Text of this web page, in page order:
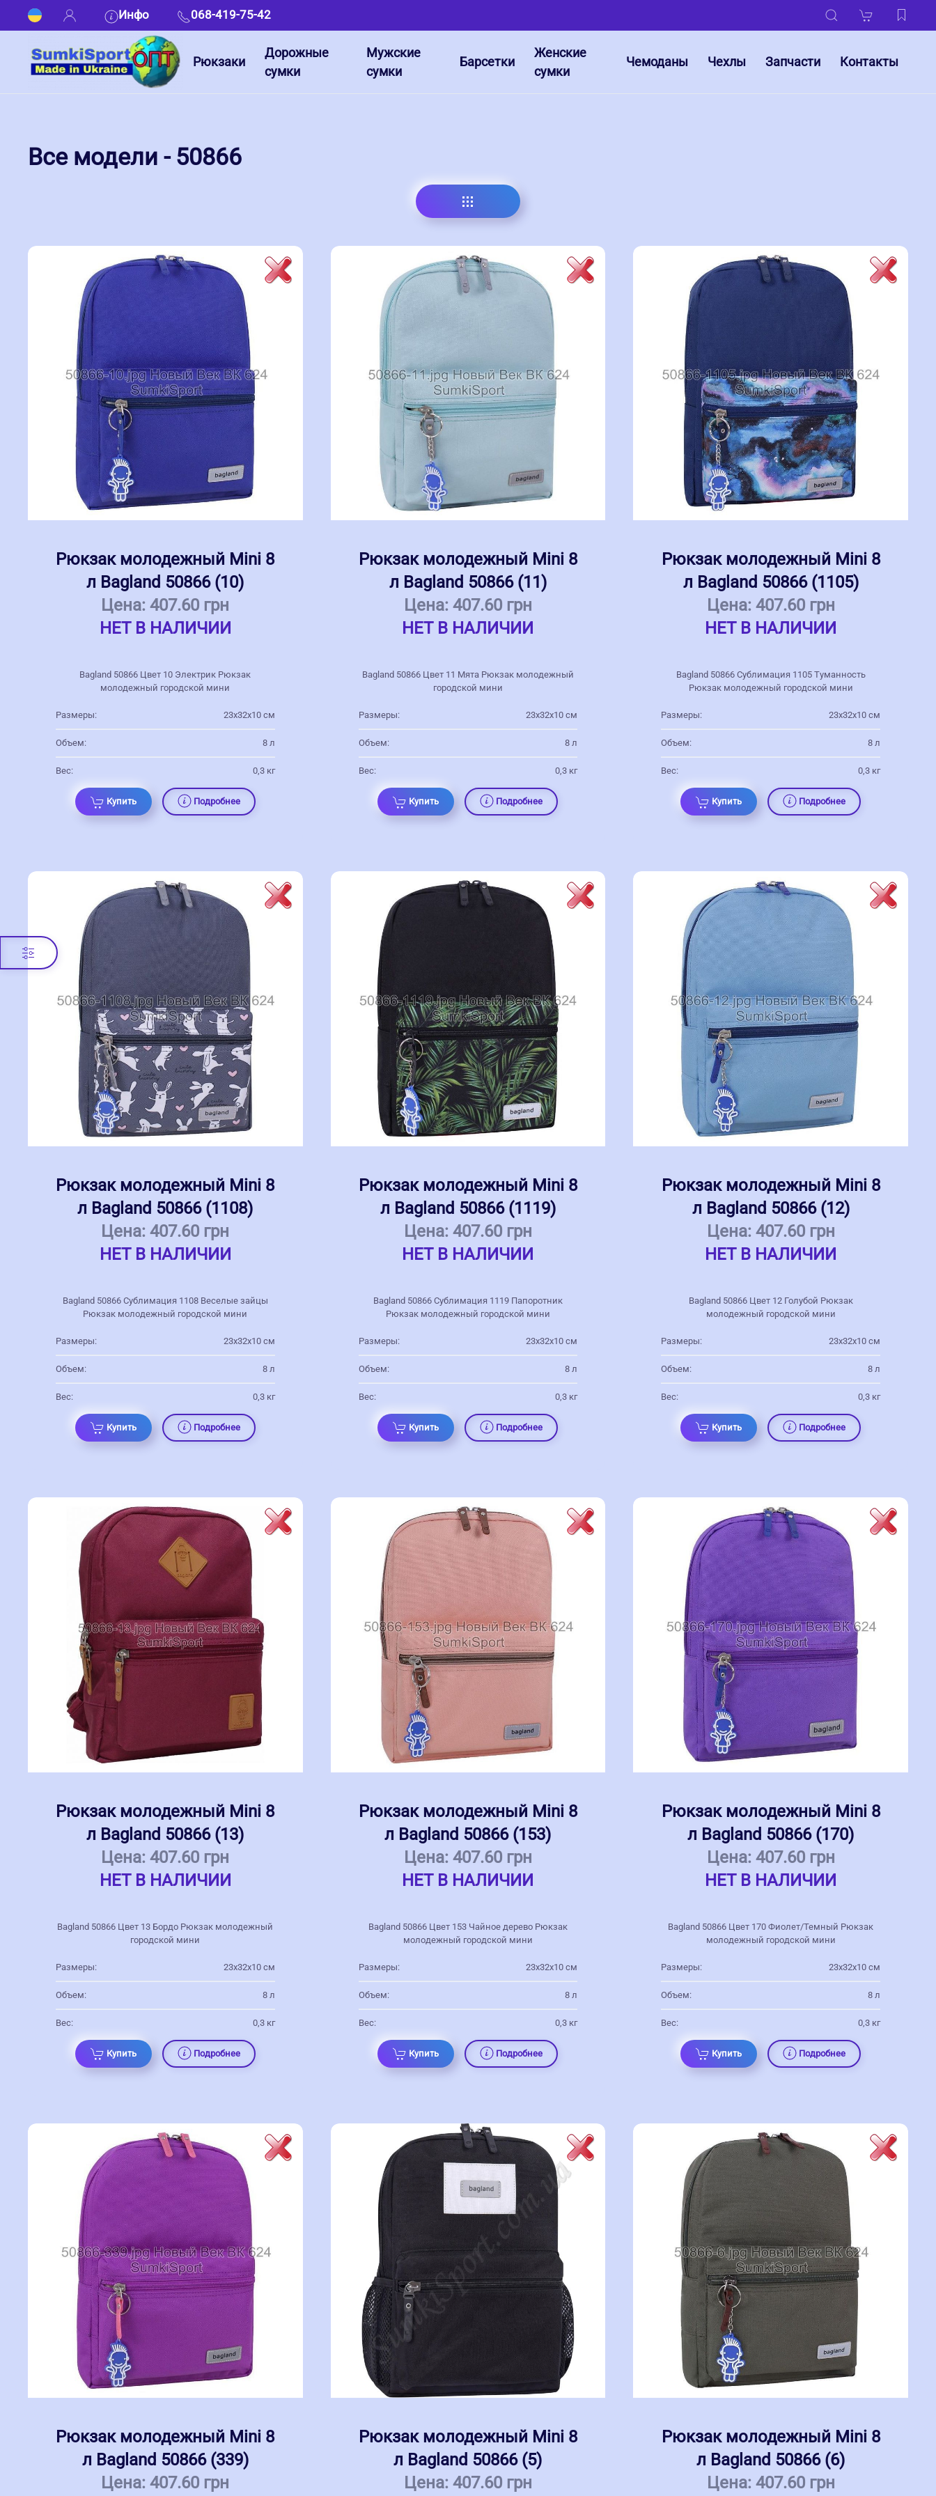
Инфо 068-419-75-42
Рюкзаки
Дорожные
сумки
Мужские
сумки
Барсетки
Женские
сумки
Чемоданы Чехлы Запчасти Контакты
Все модели - 50866
Рюкзак молодежный Mini 8
л Bagland 50866 (10)
Цена:407.60 грн
НЕТ В НАЛИЧИИ
Bagland 50866 Цвет 10 Электрик Рюкзак
молодежный городской мини
Размеры: 23х32х10 см
Объем: 8 л
Вес: 0,3 кг
Купить Подробнее
Рюкзак молодежный Mini 8
л Bagland 50866 (11)
Цена: 407.60 грн
НЕТ В НАЛИЧИИ
Bagland 50866 Цвет 11 Мята Рюкзак молодежный
городской мини
Размеры: 23х32х10 см
Объем: 8 л
Вес: 0,3 кг
Купить Подробнее
Рюкзак молодежный Mini 8
л Bagland 50866 (1105)
Цена: 407.60 грн
НЕТ В НАЛИЧИИ
Bagland 50866 Сублимация 1105 Туманность
Рюкзак молодежный городской мини
Размеры: 23х32х10 см
Объем: 8 л
Вес: 0,3 кг
Купить Подробнее
Рюкзак молодежный Mini 8
л Bagland 50866 (1108)
Цена:407.60 грн
НЕТ В НАЛИЧИИ
Bagland 50866 Сублимация 1108 Веселые зайцы
Рюкзак молодежный городской мини
Размеры: 23х32х10 см
Объем: 8 л
Вес: 0,3 кг
Купить Подробнее
Рюкзак молодежный Mini 8
л Bagland 50866 (1119)
Цена: 407.60 грн
НЕТ В НАЛИЧИИ
Bagland 50866 Сублимация 1119 Папоротник
Рюкзак молодежный городской мини
Размеры: 23х32х10 см
Объем: 8 л
Вес: 0,3 кг
Купить Подробнее
Рюкзак молодежный Mini 8
л Bagland 50866 (12)
Цена: 407.60 грн
НЕТ В НАЛИЧИИ
Bagland 50866 Цвет 12 Голубой Рюкзак
молодежный городской мини
Размеры: 23х32х10 см
Объем: 8 л
Вес: 0,3 кг
Купить Подробнее
Рюкзак молодежный Mini 8
л Bagland 50866 (13)
Цена:407.60 грн
НЕТ В НАЛИЧИИ
Bagland 50866 Цвет 13 Бордо Рюкзак молодежный
городской мини
Размеры: 23х32х10 см
Объем: 8 л
Вес: 0,3 кг
Купить Подробнее
Рюкзак молодежный Mini 8
л Bagland 50866 (153)
Цена: 407.60 грн
НЕТ В НАЛИЧИИ
Bagland 50866 Цвет 153 Чайное дерево Рюкзак
молодежный городской мини
Размеры: 23х32х10 см
Объем: 8 л
Вес: 0,3 кг
Купить Подробнее
Рюкзак молодежный Mini 8
л Bagland 50866 (170)
Цена: 407.60 грн
НЕТ В НАЛИЧИИ
Bagland 50866 Цвет 170 Фиолет/Темный Рюкзак
молодежный городской мини
Размеры: 23х32х10 см
Объем: 8 л
Вес: 0,3 кг
Купить Подробнее
Рюкзак молодежный Mini 8
л Bagland 50866 (339)
Цена:407.60 грн
Рюкзак молодежный Mini 8
л Bagland 50866 (5)
Цена: 407.60 грн
Рюкзак молодежный Mini 8
л Bagland 50866 (6)
Цена: 407.60 грн